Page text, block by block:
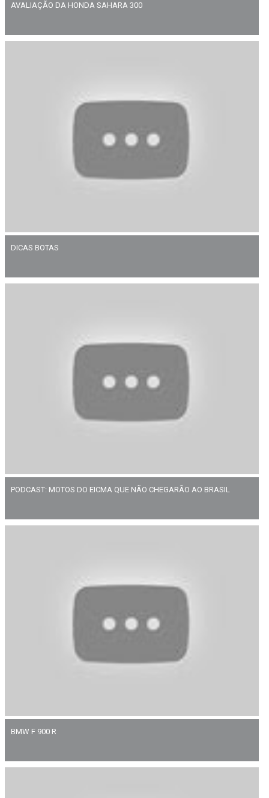
AVALIAÇÃO DA HONDA SAHARA 300
DICAS BOTAS
PODCAST: MOTOS DO EICMA QUE NÃO CHEGARÃO AO BRASIL
BMW F 900 R